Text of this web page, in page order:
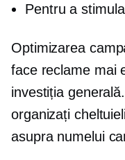
Pentru a
Optimizarea
face reclame mai
investiția
organizați
asupra numelui